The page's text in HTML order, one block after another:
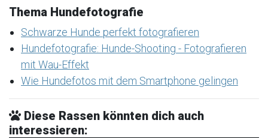
Thema Hundefotografie
Schwarze Hunde perfekt fotografieren
Hundefotografie: Hunde-Shooting - Fotografieren
mit Wau-Effekt
Wie Hundefotos mit dem Smartphone gelingen
Diese Rassen könnten dich auch
interessieren: